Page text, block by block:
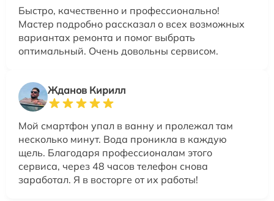
Быстро, качественно и профессионально!
Мастер подробно рассказал о всех возможных
вариантах ремонта и помог выбрать
оптимальный. Очень довольны сервисом.
Жданов Кирилл
Мой смартфон упал в ванну и пролежал там
несколько минут. Вода проникла в каждую
щель. Благодаря профессионалам этого
сервиса, через 48 часов телефон снова
заработал. Я в восторге от их работы!